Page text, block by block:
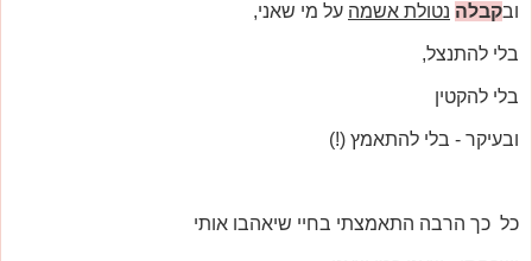
ובקבלה נטולת אשמה על מי שאני,
בלי להתנצל,
בלי להקטין
ובעיקר - בלי להתאמץ (!)
כל כך הרבה התאמצתי בחיי שיאהבו אותי